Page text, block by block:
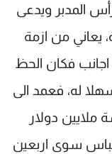
المدبر ويدعى
يعاني من ازمة
فكان الحظ
له، فعمد الى
دولار
سوى اربعين